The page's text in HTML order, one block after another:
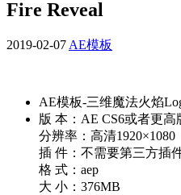
Fire Reveal
2019-02-07 AE模板
AE模板-三维魔法火焰
版 本：AE CS6或者更高
分辨率：高清1920×1080
插 件：不需要第三方插
格 式：aep
大 小：376MB